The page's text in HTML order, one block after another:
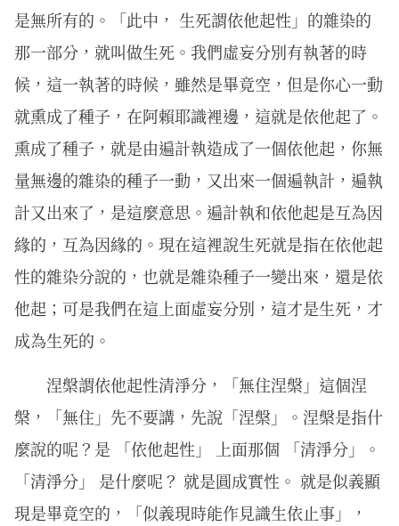
是無所有的。「此中， 生死謂依他起性」的雜染的
那一部分，就叫做生死。我們虛妄分別有執著的時
候，這一執著的時候，雖然是畢竟空，但是你心一動
就熏成了種子，在阿賴耶識裡邊，這就是依他起了。
熏成了種子，就是由遍計執造成了一個依他起，你無
量無邊的雜染的種子一動，又出來一個遍執計，遍執
計又出來了，是這麼意思。遍計執和依他起是互為因
緣的，互為因緣的。現在這裡說生死就是指在依他起
性的雜染分說的，也就是雜染種子一變出來，還是依
他起；可是我們在這上面虛妄分別，這才是生死，才
成為生死的。
涅槃謂依他起性清淨分，「無住涅槃」這個涅
槃，「無住」先不要講，先說「涅槃」。涅槃是指什
麼說的呢？是 「依他起性」 上面那個 「清淨分」。
「清淨分」 是什麼呢？ 就是圓成實性。 就是似義顯
現是畢竟空的，「似義現時能作見識生依止事」，